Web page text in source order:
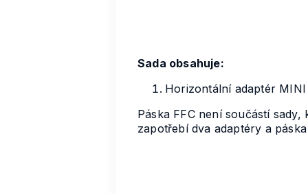
Sada obsahuje:
Horizontální adaptér
Páska FFC není součástí
zapotřebí dva adaptéry a páska